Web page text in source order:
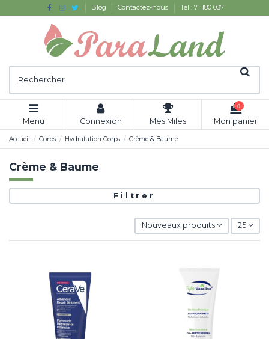
Blog Contactez-nous Tél : 71 180 037
Menu Connexion Mes Miles
0
Mon panier
Accueil Corps Hydratation Corps Crème & Baume
Crème & Baume
Filtrer
Nouveaux produits 25